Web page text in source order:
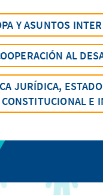
Y ASUNTOS
AL
JURÍDICA,
CONSTITUCIONAL E